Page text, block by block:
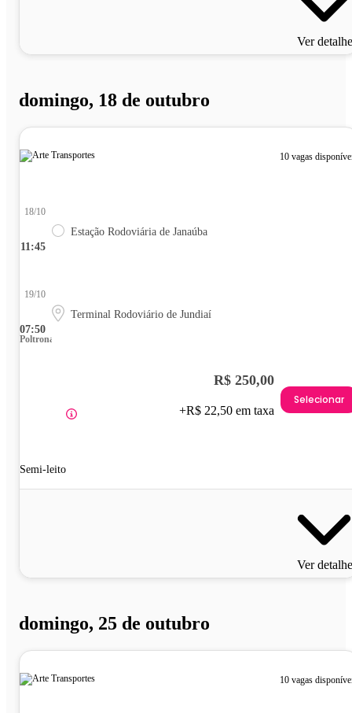
Ver
domingo, 18 de outubro
10 vagas
11:45
18/10
Estação Rodoviária de Janaúba
07:50
19/10
Terminal Rodoviário de Jundiaí
Poltrona
Semi-leito
R$ 250,00
+R$ 22,50 em taxa
Selecionar
Ver
domingo, 25 de outubro
10 vagas